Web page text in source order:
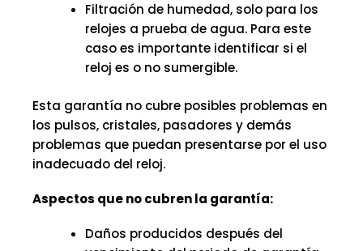
Filtración de humedad, solo para los
relojes a prueba de agua. Para este
caso es importante identificar si el
reloj es o no sumergible.
Esta garantía no cubre posibles problemas en
los pulsos, cristales, pasadores y demás
problemas que puedan presentarse por el uso
inadecuado del reloj.
Aspectos que no cubren la garantía:
Daños producidos después del